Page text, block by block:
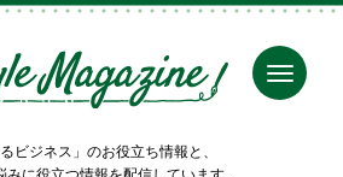
るビジネス」のお役立ち情報と、